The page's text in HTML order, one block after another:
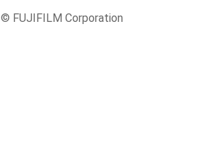
© FUJIFILM Corporation